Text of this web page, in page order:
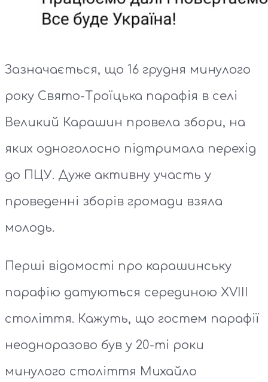
Зазначається, що 16 грудня минулого
року Свято-Троїцька парафія в селі
Великий Карашин провела збори, на
яких одноголосно підтримала перехід
до ПЦУ. Дуже активну участь у
проведенні зборів громади взяла
молодь.
Перші відомості про карашинську
парафію датуються серединою XVIII
століття. Кажуть, що гостем парафії
неодноразово був у 20-ті роки
минулого століття Михайло